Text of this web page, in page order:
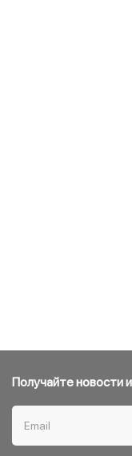
Получайте новости